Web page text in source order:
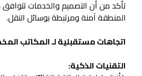
تأكد من أن التصميم والخدمات
المنطقة آمنة ومرتبطة بوسائل النقل.
اتجاهات مستقبلية لـ المكاتب
التقنيات الذكية: